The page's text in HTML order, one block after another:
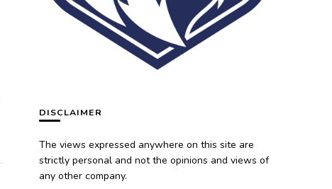
DISCLAIMER
The views expressed anywhere on this site are
strictly personal and not the opinions and views of
any other company.